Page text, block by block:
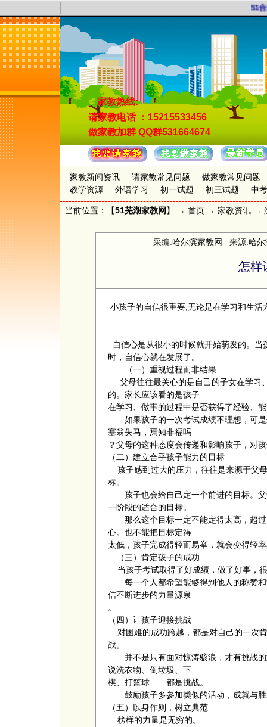
51合
家教热线:
请家教电话 ：15215533456
做家教加群 QQ群531664674
家教新闻资讯 请家教常见问题
做家教常见问题
教学资源
外语学习 初一试题 初三试题 中
当前位置：【51芜湖家教网 】 → 首页 → 家教资讯 →
采编:哈尔滨家教网 来源:哈尔
怎样
小孩子的自信很重要,无论是在学习和生
自信心是从很小的时候就开始萌发的。
时，自信心就在发展了。
（一）重视过程而非结果
父母往往最关心的是自己的子女在学习
的。家长应该看的是孩子
在学习、做事的过程中是否获得了经验、
如果孩子的一次考试成绩不理想，可是
塞翁失马，焉知非福吗
？父母的这种态度会传递和影响孩子，对
（二）建立合乎孩子能力的目标
孩子感到过大的压力，往往是来源于父
标。
孩子也会给自己定一个前进的目标。父
一阶段的适合的目标。
那么这个目标一定不能定得太高，超过
心。也不能把目标定得
太低，孩子完成得轻而易举，就会变得轻
（三）肯定孩子的成功
当孩子考试取得了好成绩，做了好事，
每一个人都希望能够得到他人的称赞和
信不断进步的力量源泉
。
（四）让孩子迎接挑战
对困难的成功跨越，都是对自己的一次
战。
并不是只有面对惊涛骇浪，才有挑战的
说洗衣物、倒垃圾、下
棋、打篮球……都是挑战。
鼓励孩子多参加类似的活动，成就与胜
（五）以身作则，树立典范
榜样的力量是无穷的。